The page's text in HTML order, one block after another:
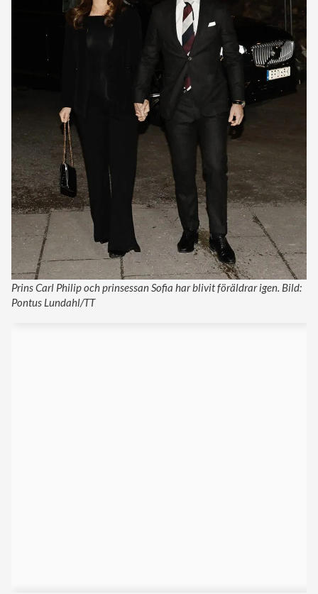
Prins Carl Philip och prinsessan Sofia har blivit föräldrar igen. Bild:
Pontus Lundahl/TT